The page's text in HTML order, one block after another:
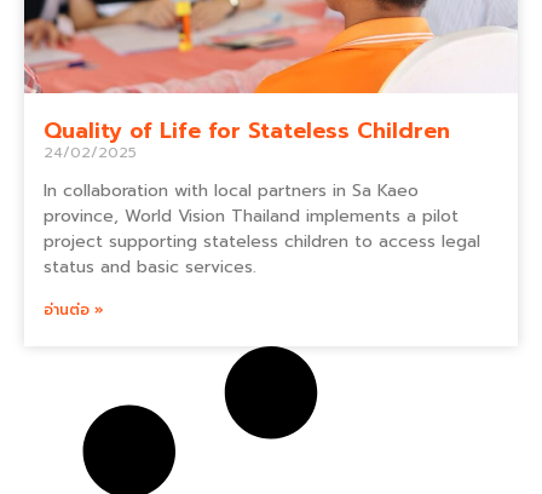
Quality of Life for Stateless Children
24/02/2025
In collaboration with local partners in Sa Kaeo
province, World Vision Thailand implements a pilot
project supporting stateless children to access legal
status and basic services.
อ่านต่อ »